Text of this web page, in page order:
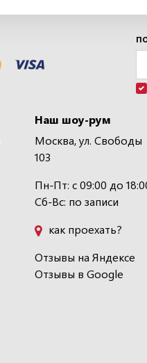
Наш шоу-рум
Москва, ул. Свободы
103
Пн-Пт: с 09:00 до
Сб-Вс: по записи
как проехать?
Отзывы на Яндексе
Отзывы в Google